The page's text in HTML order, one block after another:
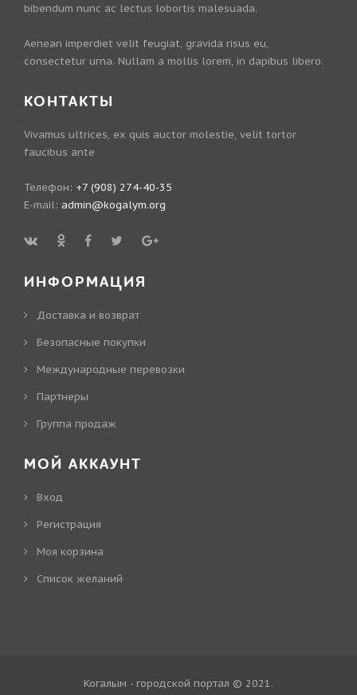
bibendum nunc ac lectus lobortis malesuada.
Aenean imperdiet velit feugiat, gravida risus eu,
consectetur urna. Nullam a mollis lorem, in dapibus libero.
КОНТАКТЫ
Vivamus ultrices, ex quis auctor molestie, velit tortor
faucibus ante
Телефон: +7 (908) 274-40-35
E-mail: admin@kogalym.org
ИНФОРМАЦИЯ
Доставка и возврат
Безопасные покупки
Международные перевозки
Партнеры
Группа продаж
МОЙ АККАУНТ
Вход
Регистрация
Моя корзина
Cписок желаний
Когалым - городской портал © 2021.